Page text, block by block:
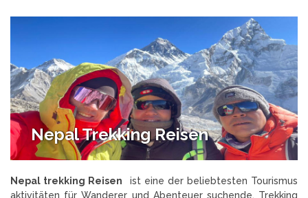
Nepal Trekking Reisen
Nepal trekking Reisen ist eine der beliebtesten Tourismus
aktivitäten für Wanderer und Abenteuer suchende. Trekking